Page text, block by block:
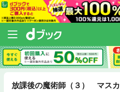
放課後の魔術師（３） マス